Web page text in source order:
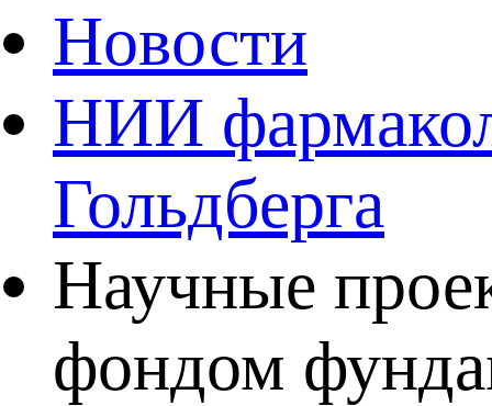
Новости
НИИ
Гольдберга
Научные
фондом